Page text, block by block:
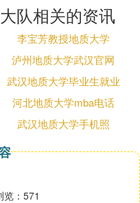
经营新格局，呈现了
造基本完成，职工生
较好的单位之一。
单位
是全国组建最早的铀
人民共和国地质部三
广西富钟县花山组建
〇四大队的队伍
队相关的资讯
李宝芳教授地质大学
泸州地质大学武汉官网
武汉地质大学毕业生就业
河北地质大学mba电话
武汉地质大学手机照
览：571